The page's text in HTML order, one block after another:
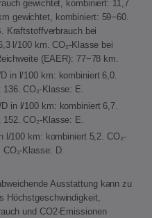
gewichtet, kombiniert: 11,7
gewichtet, kombiniert: 59−60.
Kraftstoffverbrauch bei
l/100 km. CO₂-Klasse bei
(EAER): 77−78 km.
in l/100 km: kombiniert 6,0.
CO₂-Klasse: E.
in l/100 km: kombiniert 6,7.
CO₂-Klasse: E.
l/100 km: kombiniert 5,2. CO₂-
Klasse: D.
Ausstattung kann zu
Höchstgeschwindigkeit,
und CO2-Emissionen